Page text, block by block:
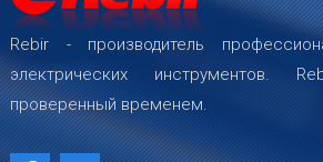
Rebir - производитель
электрических инструментов.
проверенный временем.